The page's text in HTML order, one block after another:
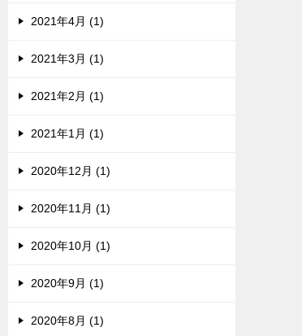
2021年4月 (1)
2021年3月 (1)
2021年2月 (1)
2021年1月 (1)
2020年12月 (1)
2020年11月 (1)
2020年10月 (1)
2020年9月 (1)
2020年8月 (1)